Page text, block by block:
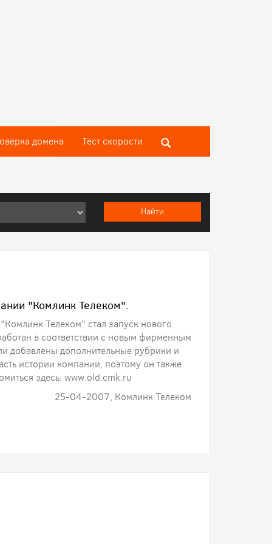
домена Тест скороcти
"Комлинк Телеком".
Телеком" стал запуск нового
в соответствии с новым фирменным
добавлены дополнительные рубрики и
истории компании, поэтому он также
здесь: www.old.cmk.ru
25-04-2007, Комлинк Телеком